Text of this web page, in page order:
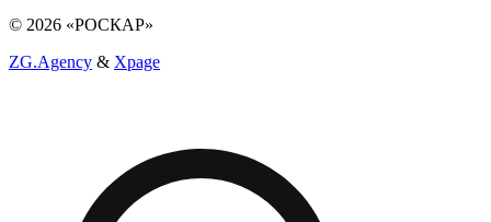
© 2026 «РОСКАР»
ZG.Agency & Xpage